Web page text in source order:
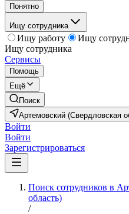
Понятно
Ищу сотрудника
Ищу работу
Ищу
Ищу сотрудника
Сервисы
Помощь
Ещё
Поиск
Артемовский (Свердловская
Войти
Войти
Зарегистрироваться
Поиск сотрудников в
область)
/